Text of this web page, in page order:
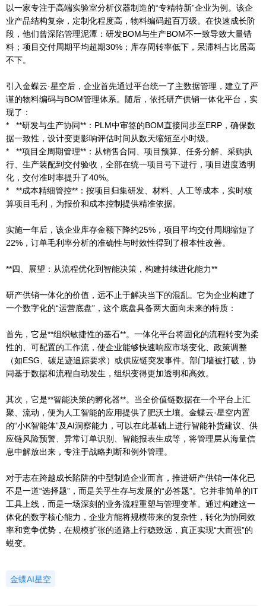
以一家专注于高端实验室分析仪器制造的“专精特新”企业为例。该企
业产品结构复杂，定制化程度高，物料编码超百万级。在快速成长阶
段，他们曾深陷管理泥潭：研发BOM与生产BOM不一致导致大量错
料；项目交付周期平均超期30%；库存周转率低下，呆滞料占比居高
不下。
引入金蝶云·星空后，企业首先通过平台统一了主数据管理，建立了严
谨的物料编码与BOM管理体系。随后，依托研产供销一体化平台，实
现了：
* **研发与生产协同**：PLM中审签的BOM直接同步至ERP，确保数
据一致性，设计变更影响评估时间从数天缩短至小时级。
* **项目全周期管理**：从销售合同、项目预算、任务分解、采购执
行、生产装配到交付验收，全部在统一项目号下进行，项目进度透明
化，交付准时率提升了40%。
* **成本精细管控**：按项目归集研发、材料、人工等成本，实时核
算项目毛利，为报价和成本控制提供精准依据。
实施一年后，该企业库存金额下降约25%，项目平均交付周期缩短了
22%，订单毛利率分析的准确性与时效性得到了根本性改善。
**四、展望：从流程优化到智能决策，构建持续进化能力**
研产供销一体化的价值，远不止于解决当下的混乱。它为企业构建了
一个数字化的“运营底盘”，这个底盘具备两大面向未来的特质：
首先，它是**组织敏捷性的基石**。一体化平台将固化的流程转变为柔
性的、可配置的工作流，使企业能够快速响应市场变化、政策调整
（如ESG、碳足迹追踪要求）或供应链突发事件。部门墙被打破，协
同基于数据和流程自动发生，组织变得更加透明和高效。
其次，它是**智能决策的孵化器**。当全价值链数据在一个平台上汇
聚、流动，便为人工智能的应用提供了肥沃土壤。金蝶云·星空内置
的“小K智能体”及AI洞察能力，可以在此基础上进行智能补货建议、供
应链风险预警、异常订单识别、智能报表生成等，将管理层从海量信
息中解放出来，专注于战略判断和例外管理。
对于志在跨越成长陷阱的中型制造企业而言，推进研产供销一体化已
不是一道“选择题”，而是关乎生存与发展的“必答题”。它并非简单的IT
工具上线，而是一场深刻的业务流程重塑与管理变革。通过构建这一
体化的数字核心能力，企业方能将规模带来的复杂性，转化为协同效
率和竞争优势，在规模扩张的道路上行稳致远，真正实现“大而强”的
蜕变。
金蝶AI星空